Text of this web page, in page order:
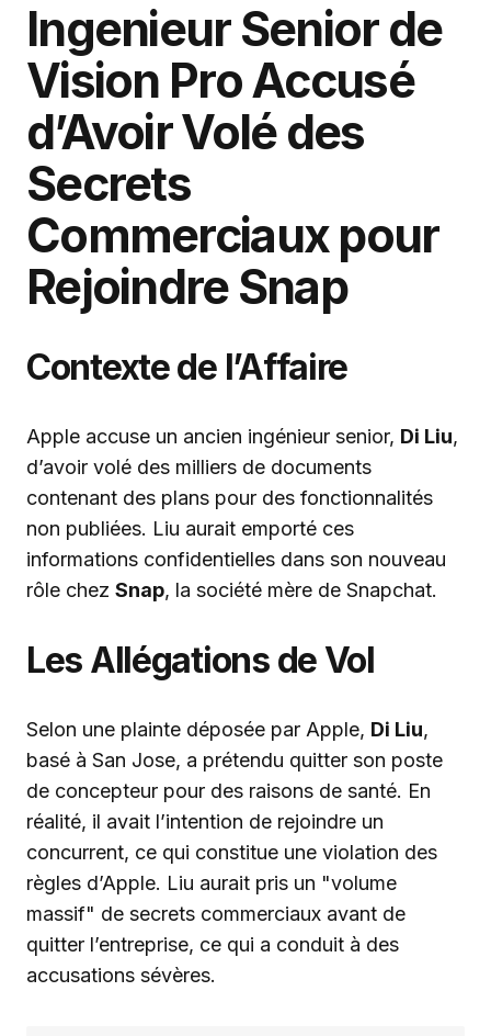
Ingenieur Senior de
Vision Pro Accusé
d’Avoir Volé des
Secrets
Commerciaux pour
Rejoindre Snap
Contexte de l’Affaire
Apple accuse un ancien ingénieur senior, Di Liu,
d’avoir volé des milliers de documents
contenant des plans pour des fonctionnalités
non publiées. Liu aurait emporté ces
informations confidentielles dans son nouveau
rôle chez Snap, la société mère de Snapchat.
Les Allégations de Vol
Selon une plainte déposée par Apple, Di Liu,
basé à San Jose, a prétendu quitter son poste
de concepteur pour des raisons de santé. En
réalité, il avait l’intention de rejoindre un
concurrent, ce qui constitue une violation des
règles d’Apple. Liu aurait pris un "volume
massif" de secrets commerciaux avant de
quitter l’entreprise, ce qui a conduit à des
accusations sévères.